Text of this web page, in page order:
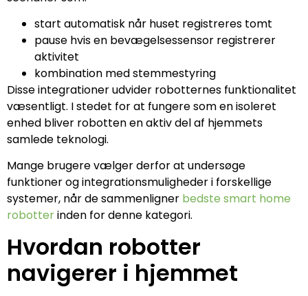
start automatisk når huset registreres tomt
pause hvis en bevægelsessensor registrerer
aktivitet
kombination med stemmestyring
Disse integrationer udvider robotternes funktionalitet
væsentligt. I stedet for at fungere som en isoleret
enhed bliver robotten en aktiv del af hjemmets
samlede teknologi.
Mange brugere vælger derfor at undersøge
funktioner og integrationsmuligheder i forskellige
systemer, når de sammenligner bedste smart home
robotterinden for denne kategori.
Hvordan robotter
navigerer i hjemmet